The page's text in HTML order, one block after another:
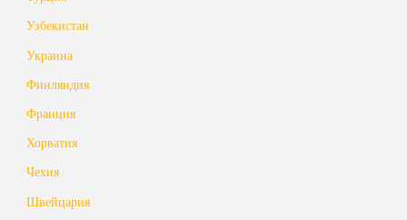
Узбекистан
Украина
Финляндия
Франция
Хорватия
Чехия
Швейцария